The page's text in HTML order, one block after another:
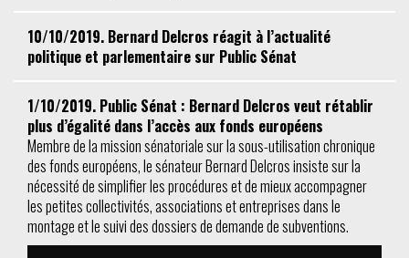
10/10/2019. Bernard Delcros réagit à l’actualité
politique et parlementaire sur Public Sénat
1/10/2019. Public Sénat : Bernard Delcros veut rétablir
plus d’égalité dans l’accès aux fonds européens
Membre de la mission sénatoriale sur la sous-utilisation chronique
des fonds européens, le sénateur Bernard Delcros insiste sur la
nécessité de simplifier les procédures et de mieux accompagner
les petites collectivités, associations et entreprises dans le
montage et le suivi des dossiers de demande de subventions.